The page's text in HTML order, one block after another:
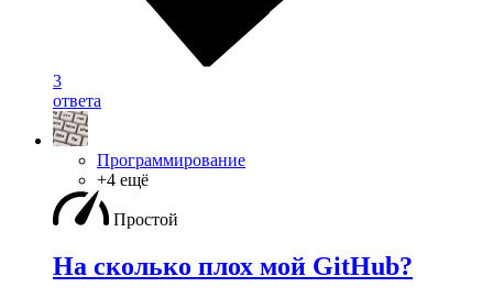
3
ответа
Программирование
+4 ещё
Простой
На сколько плох мой GitHub?